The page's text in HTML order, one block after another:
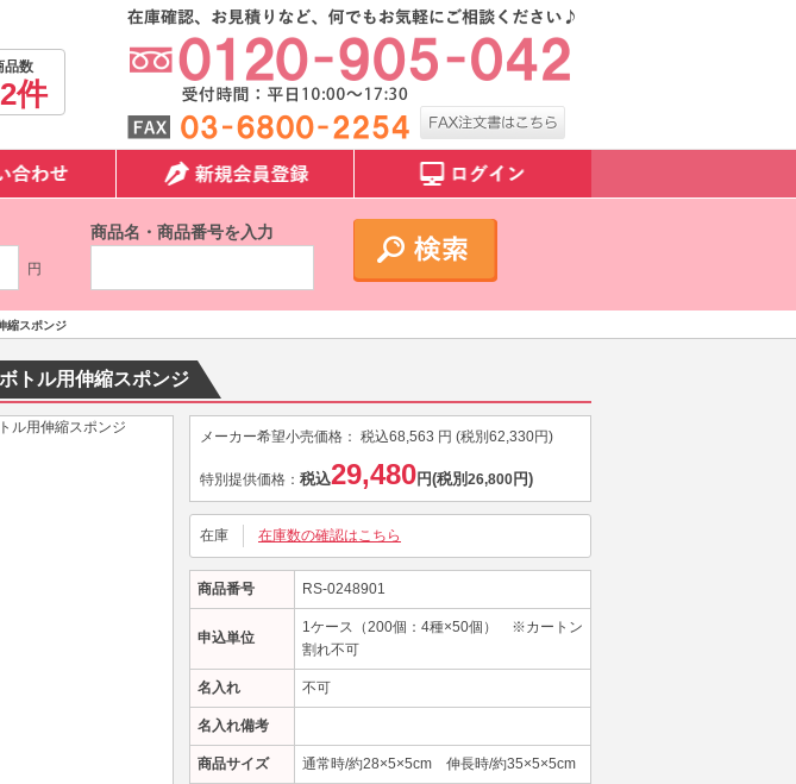
品数
件
円
商品名・商品番号を入力
縮スポンジ
トル用伸縮スポンジ
メーカー希望小売価格： 税込68,563 円 (税別 62,330円)
特別提供価格： 税込29,480円(税別 26,800円)
在庫 在庫数の確認はこちら
商品番号 RS-0248901
申込単位
1ケース（200個：4種×50個） ※カートン
割れ不可
名入れ 不可
名入れ備考
商品サイズ 通常時/約28×5×5cm 伸長時/約35×5×5cm